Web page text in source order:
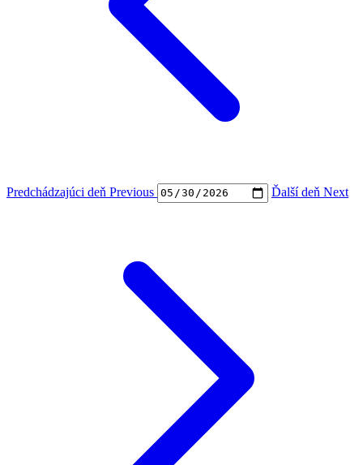
Predchádzajúci deň Previous Ďalší deň Next